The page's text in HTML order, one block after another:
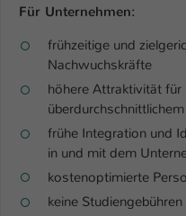
Für Unternehmen:
frühzeitige und
Nachwuchskräfte
höhere Attraktivität
frühe Integration und
in und mit dem
kostenoptimierte
keine Studiengebühren